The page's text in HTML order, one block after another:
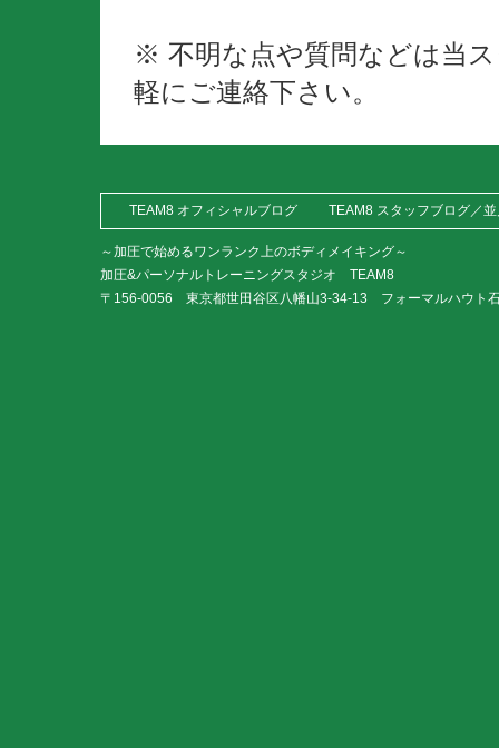
※ 不明な点や質問などは当
軽にご連絡下さい。
TEAM8 オフィシャルブログ TEAM8 スタッフブログ／
～加圧で始めるワンランク上のボディメイキング～
加圧&パーソナルトレーニングスタジオ TEAM8
〒156-0056 東京都世田谷区八幡山3-34-13 フォーマルハウト